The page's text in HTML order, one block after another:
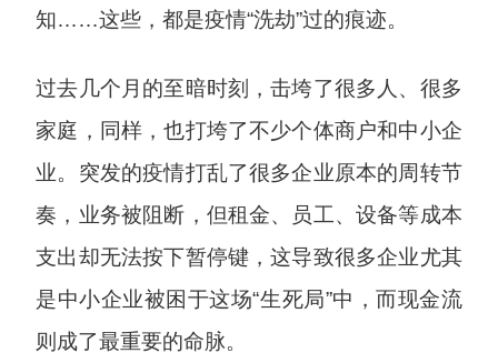
知……这些，都是疫情“洗劫”过的痕迹。
过去几个月的至暗时刻，击垮了很多人、很多
家庭，同样，也打垮了不少个体商户和中小企
业。突发的疫情打乱了很多企业原本的周转节
奏，业务被阻断，但租金、员工、设备等成本
支出却无法按下暂停键，这导致很多企业尤其
是中小企业被困于这场“生死局”中，而现金流
则成了最重要的命脉。